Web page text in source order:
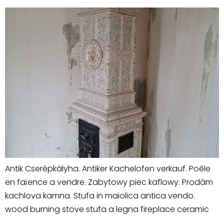
Antik Cserépkályha. Antiker Kachelofen verkauf. Poêle
en faïence a vendre. Zabytowy piec kaflowy. Prodám
kachlova kamna. Stufa in maiolica antica vendo.
wood burning stove stufa a legna fireplace ceramic